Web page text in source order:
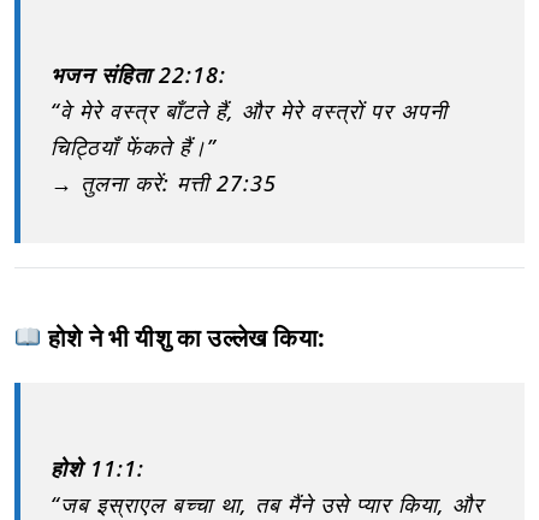
भजन संहिता 22:18:
“वे मेरे वस्त्र बाँटते हैं, और मेरे वस्त्रों पर अपनी
चिट्ठियाँ फेंकते हैं।”
→ तुलना करें: मत्ती 27:35
होशे ने भी यीशु का उल्लेख किया:
होशे 11:1:
“जब इस्राएल बच्चा था, तब मैंने उसे प्यार किया, और